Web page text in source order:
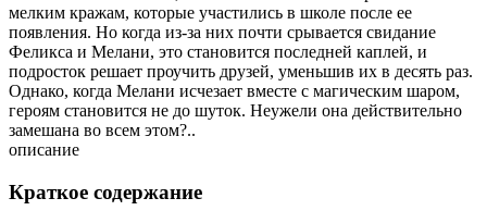
мелким кражам, которые участились в школе после ее
появления. Но когда из-за них почти срывается свидание
Феликса и Мелани, это становится последней каплей, и
подросток решает проучить друзей, уменьшив их в десять раз.
Однако, когда Мелани исчезает вместе с магическим шаром,
героям становится не до шуток. Неужели она действительно
замешана во всем этом?..
описание
Краткое содержание